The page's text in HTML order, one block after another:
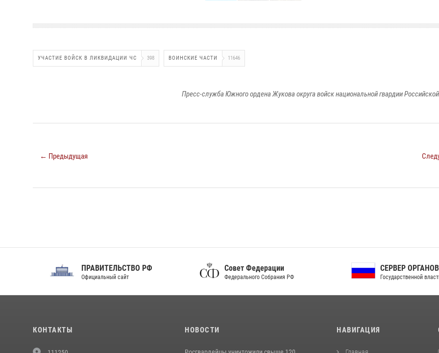
УЧАСТИЕ ВОЙСК В ЛИКВИДАЦИИ ЧС 398 ВОИНСКИЕ ЧАСТИ 11646
Пресс-служба Южного ордена Жукова округа войск национальной гвардии
← Предыдущая
ПРАВИТЕЛЬСТВО РФ
Официальный сайт
Совет Федерации
Федерального Собрания РФ
СЕРВЕР ОРГАНОВ
Государственной власти РФ
КОНТАКТЫ НОВОСТИ НАВИГАЦИЯ